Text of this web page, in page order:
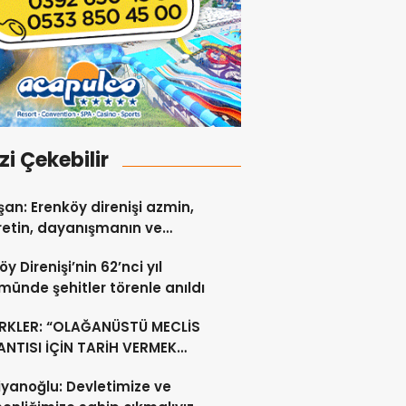
Çekebilir
Erenköy direnişi azmin,
dayanışmanın ve
Direnişi’nin 62’nci yıl
şehitler törenle anıldı
“OLAĞANÜSTÜ MECLİS
İÇİN TARİH VERMEK
Devletimize ve